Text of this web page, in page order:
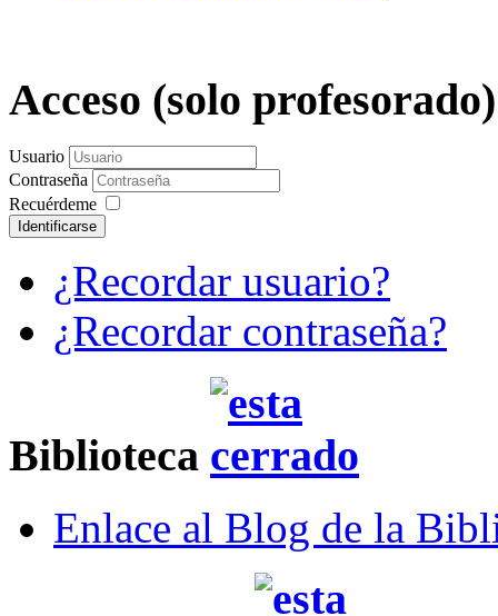
Acceso (solo
Usuario
Contraseña
Recuérdeme
Identificarse
¿Recordar usuario?
¿Recordar contraseña?
Biblioteca
Enlace al Blog de la